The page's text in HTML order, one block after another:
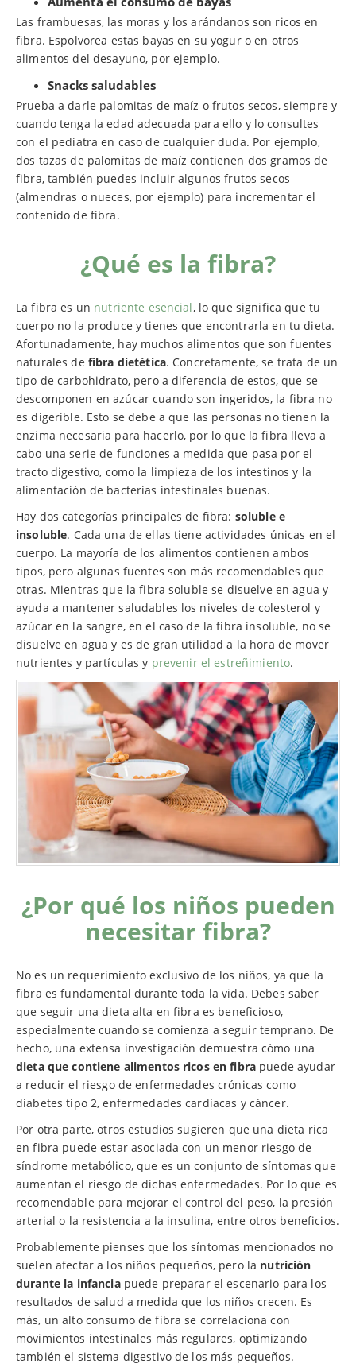
Las frambuesas, las moras y los arándanos son ricos en
fibra. Espolvorea estas bayas en su yogur o en otros
alimentos del desayuno, por ejemplo.
Snacks saludables
Prueba a darle palomitas de maíz o frutos secos, siempre y
cuando tenga la edad adecuada para ello y lo consultes
con el pediatra en caso de cualquier duda. Por ejemplo,
dos tazas de palomitas de maíz contienen dos gramos de
fibra, también puedes incluir algunos frutos secos
(almendras o nueces, por ejemplo) para incrementar el
contenido de fibra.
¿Qué es la fibra?
La fibra es un nutriente esencial, lo que significa que tu
cuerpo no la produce y tienes que encontrarla en tu dieta.
Afortunadamente, hay muchos alimentos que son fuentes
naturales de fibra dietética. Concretamente, se trata de un
tipo de carbohidrato, pero a diferencia de estos, que se
descomponen en azúcar cuando son ingeridos, la fibra no
es digerible. Esto se debe a que las personas no tienen la
enzima necesaria para hacerlo, por lo que la fibra lleva a
cabo una serie de funciones a medida que pasa por el
tracto digestivo, como la limpieza de los intestinos y la
alimentación de bacterias intestinales buenas.
Hay dos categorías principales de fibra: soluble e
insoluble. Cada una de ellas tiene actividades únicas en el
cuerpo. La mayoría de los alimentos contienen ambos
tipos, pero algunas fuentes son más recomendables que
otras. Mientras que la fibra soluble se disuelve en agua y
ayuda a mantener saludables los niveles de colesterol y
azúcar en la sangre, en el caso de la fibra insoluble, no se
disuelve en agua y es de gran utilidad a la hora de mover
nutrientes y partículas y prevenir el estreñimiento.
¿Por qué los niños pueden
necesitar fibra?
No es un requerimiento exclusivo de los niños, ya que la
fibra es fundamental durante toda la vida. Debes saber
que seguir una dieta alta en fibra es beneficioso,
especialmente cuando se comienza a seguir temprano. De
hecho, una extensa investigación demuestra cómo una
dieta que contiene alimentos ricos en fibra puede ayudar
a reducir el riesgo de enfermedades crónicas como
diabetes tipo 2, enfermedades cardíacas y cáncer.
Por otra parte, otros estudios sugieren que una dieta rica
en fibra puede estar asociada con un menor riesgo de
síndrome metabólico, que es un conjunto de síntomas que
aumentan el riesgo de dichas enfermedades. Por lo que es
recomendable para mejorar el control del peso, la presión
arterial o la resistencia a la insulina, entre otros beneficios.
Probablemente pienses que los síntomas mencionados no
suelen afectar a los niños pequeños, pero la nutrición
durante la infanciapuede preparar el escenario para los
resultados de salud a medida que los niños crecen. Es
más, un alto consumo de fibra se correlaciona con
movimientos intestinales más regulares, optimizando
también el sistema digestivo de los más pequeños.